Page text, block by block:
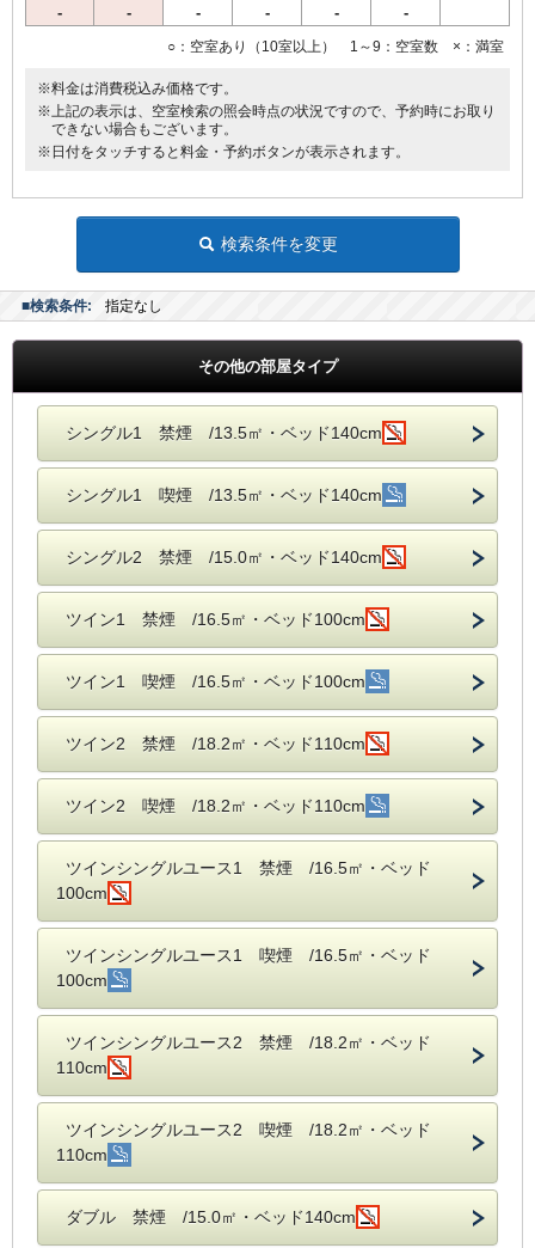
- - - - - -
○：空室あり（10室以上） 1～9：空室数 ×：満室
※料金は消費税込み価格です。
※上記の表示は、空室検索の照会時点の状況ですので、予約時にお取り
できない場合もございます。
※日付をタッチすると料金・予約ボタンが表示されます。
検索条件を変更
■検索条件: 指定なし
その他の部屋タイプ
シングル1 禁煙 /13.5㎡・ベッド140cm
シングル1 喫煙 /13.5㎡・ベッド140cm
シングル2 禁煙 /15.0㎡・ベッド140cm
ツイン1 禁煙 /16.5㎡・ベッド100cm
ツイン1 喫煙 /16.5㎡・ベッド100cm
ツイン2 禁煙 /18.2㎡・ベッド110cm
ツイン2 喫煙 /18.2㎡・ベッド110cm
ツインシングルユース1 禁煙 /16.5㎡・ベッド
100cm
ツインシングルユース1 喫煙 /16.5㎡・ベッド
100cm
ツインシングルユース2 禁煙 /18.2㎡・ベッド
110cm
ツインシングルユース2 喫煙 /18.2㎡・ベッド
110cm
ダブル 禁煙 /15.0㎡・ベッド140cm